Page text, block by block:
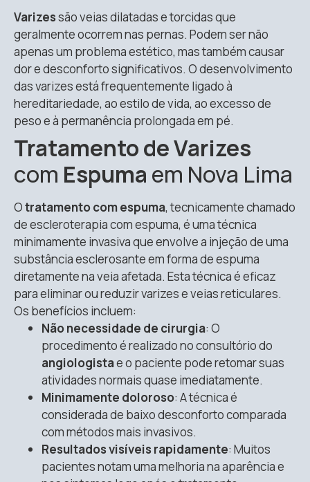
Varizessão veias dilatadas e torcidas que
geralmente ocorrem nas pernas. Podem ser não
apenas um problema estético, mas também causar
dor e desconforto significativos. O desenvolvimento
das varizes está frequentemente ligado à
hereditariedade, ao estilo de vida, ao excesso de
peso e à permanência prolongada em pé.
Tratamento de Varizes
com Espuma em Nova Lima
Otratamento com espuma, tecnicamente chamado
de escleroterapia com espuma, é uma técnica
minimamente invasiva que envolve a injeção de uma
substância esclerosante em forma de espuma
diretamente na veia afetada. Esta técnica é eficaz
para eliminar ou reduzir varizes e veias reticulares.
Os benefícios incluem:
Não necessidade de cirurgia: O
procedimento é realizado no consultório do
angiologistae o paciente pode retomar suas
atividades normais quase imediatamente.
Minimamente doloroso: A técnica é
considerada de baixo desconforto comparada
com métodos mais invasivos.
Resultados visíveis rapidamente: Muitos
pacientes notam uma melhoria na aparência e